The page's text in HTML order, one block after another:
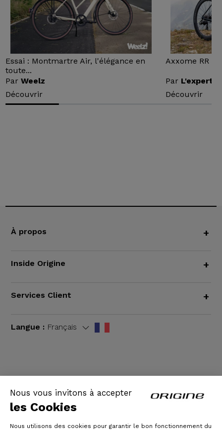
Nous vous invitons à accepter
les Cookies
Nous utilisons des cookies pour garantir le bon fonctionnement du
Essai : Montmartre Air, l'élégance en
toute...
ParWeelz
Découvrir
Axxome RR :
Par L'expert
Découvrir
À propos +
Inside Origine +
Services Client +
Langue : Français